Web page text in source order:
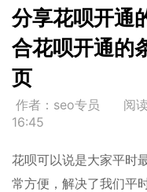
分享花呗开通
合花呗开通的
页
作者：seo专员 阅
16:45
花呗可以说是大家平时
常方便，解决了我们平